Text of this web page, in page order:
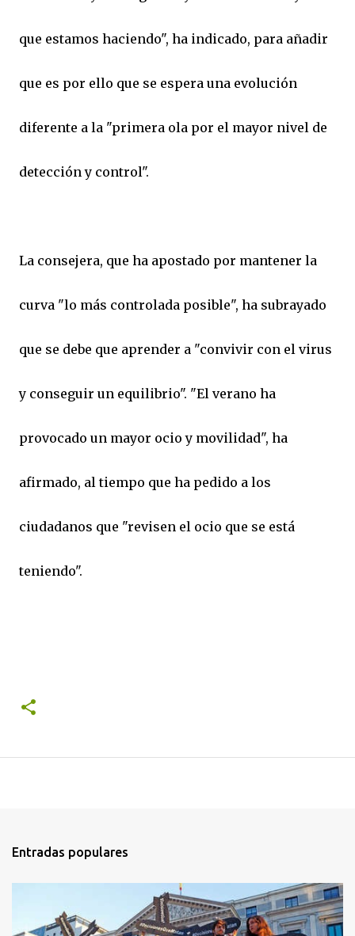
que estamos haciendo", ha indicado, para añadir
que es por ello que se espera una evolución
diferente a la "primera ola por el mayor nivel de
detección y control".
La consejera, que ha apostado por mantener la
curva "lo más controlada posible", ha subrayado
que se debe que aprender a "convivir con el virus
y conseguir un equilibrio". "El verano ha
provocado un mayor ocio y movilidad", ha
afirmado, al tiempo que ha pedido a los
ciudadanos que "revisen el ocio que se está
teniendo".
Entradas populares